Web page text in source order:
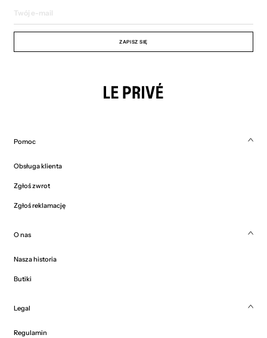
Pomoc
Obsługa klienta
Zgłoś zwrot
Zgłoś reklamację
O nas
Nasza historia
Butiki
Legal
Regulamin
Twój
e-
ZAPISZ SIĘ